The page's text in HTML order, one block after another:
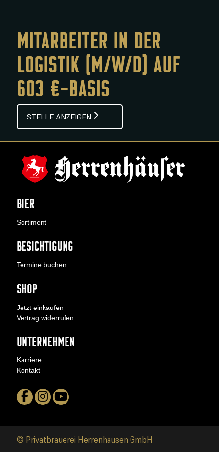
MITARBEITER IN DER
LOGISTIK (M/W/D) AUF
603 €-BASIS
STELLE ANZEIGEN
BIER
Sortiment
BESICHTIGUNG
Termine buchen
SHOP
Jetzt einkaufen
Vertrag widerrufen
UNTERNEHMEN
Karriere
Kontakt
© Privatbrauerei Herrenhausen GmbH